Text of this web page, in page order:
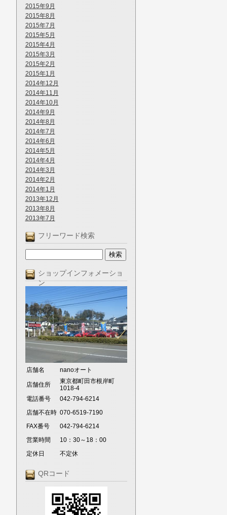
2015年9月
2015年8月
2015年7月
2015年5月
2015年4月
2015年3月
2015年2月
2015年1月
2014年12月
2014年11月
2014年10月
2014年9月
2014年8月
2014年7月
2014年6月
2014年5月
2014年4月
2014年3月
2014年2月
2014年1月
2013年12月
2013年8月
2013年7月
フリーワード検索
ショップインフォメーショ
ン
店舗名 nanoオート
店舗住所
東京都町田市根岸町
1018-4
電話番号
042-794-6214
店舗不在時 070-6519-7190
FAX番号
042-794-6214
営業時間
10：30～18：00
定休日
不定休
QRコード